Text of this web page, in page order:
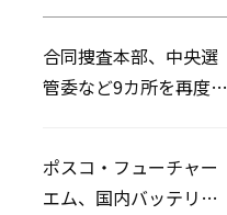
合同捜査本部、中央選
管委など9カ所を再度家
ポスコ・フューチャー
エム、国内バッテリー